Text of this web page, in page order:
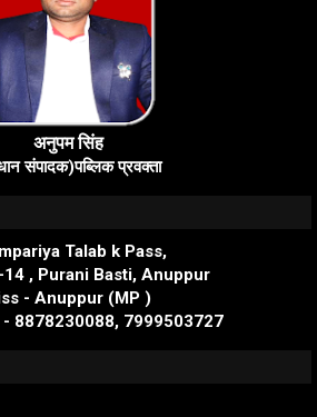
अनुपम सिंह
संपादक)पब्लिक प्रवक्ता
Talab k Pass,
14 , Purani Basti, Anuppur
- Anuppur (MP )
8878230088, 7999503727